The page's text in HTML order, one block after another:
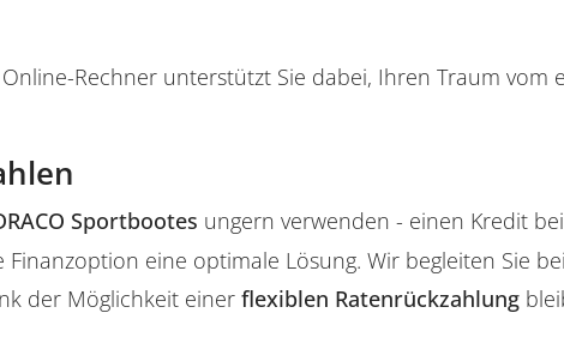
Rechner unterstützt Sie dabei, Ihren Traum vom
Sportbootes ungern verwenden - einen Kredit
eine optimale Lösung. Wir begleiten Sie
der Möglichkeit einer flexiblen Ratenrückzahlung